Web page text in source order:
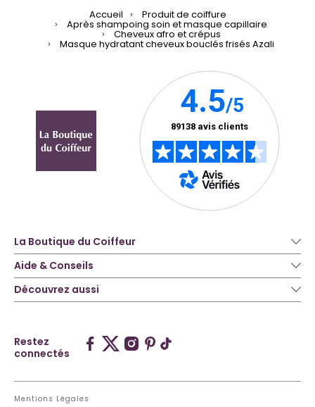
Accueil Produit de coiffure
Après shampoing soin et masque capillaire
Cheveux afro et crépus
Masque hydratant cheveux bouclés frisés Azali
La Boutique du Coiffeur
Aide & Conseils
Découvrez aussi
Restez
connectés
Mentions Légales